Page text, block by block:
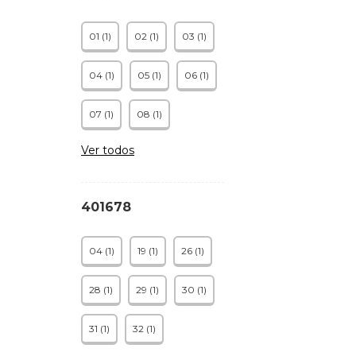
01 (1) 02 (1) 03 (1)
04 (1) 05 (1) 06 (1)
07 (1) 08 (1)
Ver todos
401678
04 (1) 19 (1) 26 (1)
28 (1) 29 (1) 30 (1)
31 (1) 32 (1)